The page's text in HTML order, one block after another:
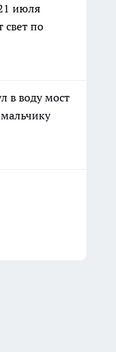
июля
свет по
в воду мост